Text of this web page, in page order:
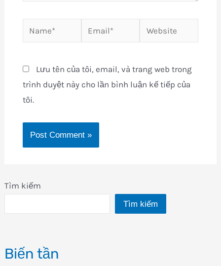
Tìm kiếm
Tìm kiếm
Biến tần
Name* Email* Website
Lưu tên của tôi, email, và trang web trong
trình duyệt này cho lần bình luận kế tiếp của
tôi.